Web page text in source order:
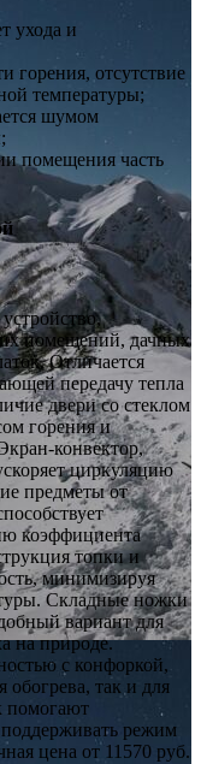
ухода и
горения, отсутствие
температуры;
шумом
помещения часть
помещений, дачных
Отличается
передачу тепла
двери со стеклом
горения и
конвектор,
циркуляцию
предметы от
коэффициента
топки и
минимизируя
Складные ножки
вариант для
на природе.
с конфоркой,
обогрева, так и для
помогают
поддерживать режим
цена от 11570 руб.